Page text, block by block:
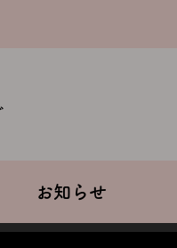
お知らせ